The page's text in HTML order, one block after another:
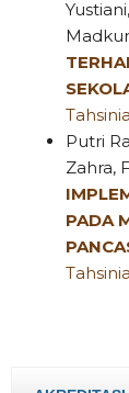
Putri
Zahra,
PADA